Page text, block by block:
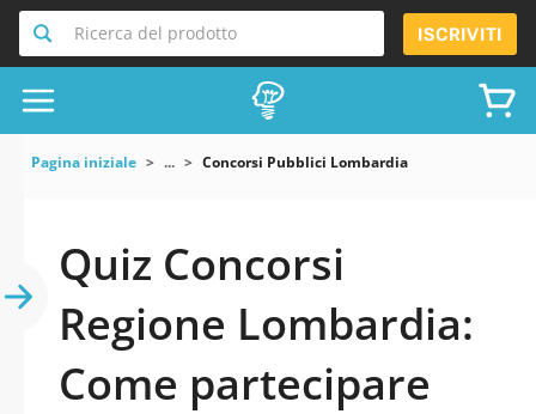
Ricerca del prodotto ISCRIVITI
Pagina iniziale ... Concorsi Pubblici Lombardia
Quiz Concorsi
Regione Lombardia:
Come partecipare